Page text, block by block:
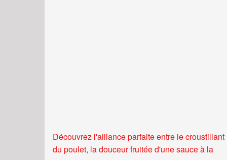
Découvrez l'alliance parfaite entre le croustillant
du poulet, la douceur fruitée d'une sauce à la